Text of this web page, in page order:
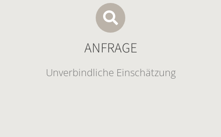
ANFRAGE
Unverbindliche Einschätzung